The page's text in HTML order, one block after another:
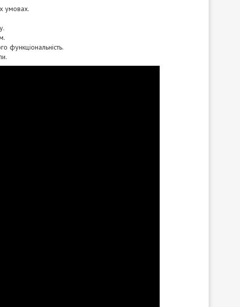
умовах.
функціональність.